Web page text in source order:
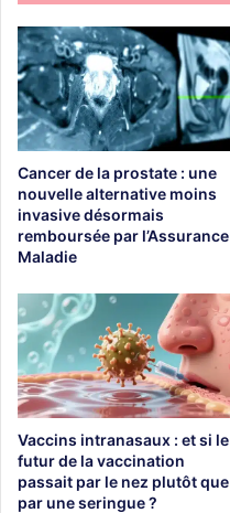
Cancer de la prostate : une
nouvelle alternative moins
invasive désormais
remboursée par l’Assurance
Maladie
Vaccins intranasaux : et si le
futur de la vaccination
passait par le nez plutôt que
par une seringue ?